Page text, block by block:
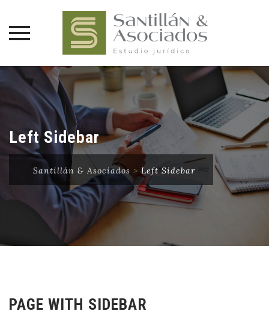
Saltar
contenido
Left Sidebar
Santillán & Asociados >Left Sidebar
PAGE WITH SIDEBAR